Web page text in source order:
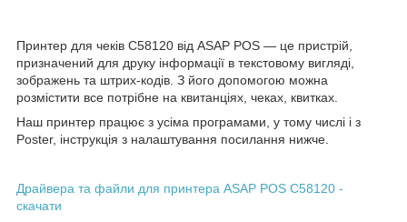
Принтер для чеків C58120 від ASAP POS — це пристрій,
призначений для друку інформації в текстовому вигляді,
зображень та штрих-кодів. З його допомогою можна
розмістити все потрібне на квитанціях, чеках, квитках.
Наш принтер працює з усіма програмами, у тому числі і з
Poster, інструкція з налаштування посилання нижче.
Драйвера та файли для принтера ASAP POS C58120 -
скачати